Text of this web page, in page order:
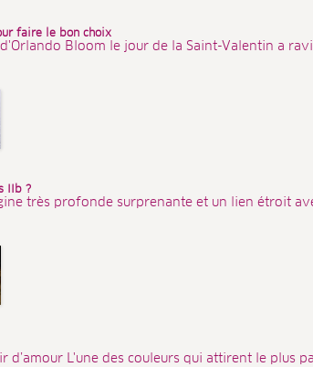
faire le bon choix
Bloom le jour de la Saint-Valentin a
IIb ?
très profonde surprenante et un lien étroit
d’amour L'une des couleurs qui attirent le plus